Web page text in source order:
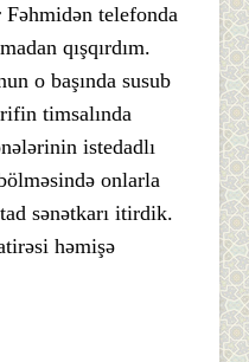
telefonda
qışqırdım.
o başında susub
timsalında
istedadlı
onlarla
sənətkarı itirdik.
həmişə